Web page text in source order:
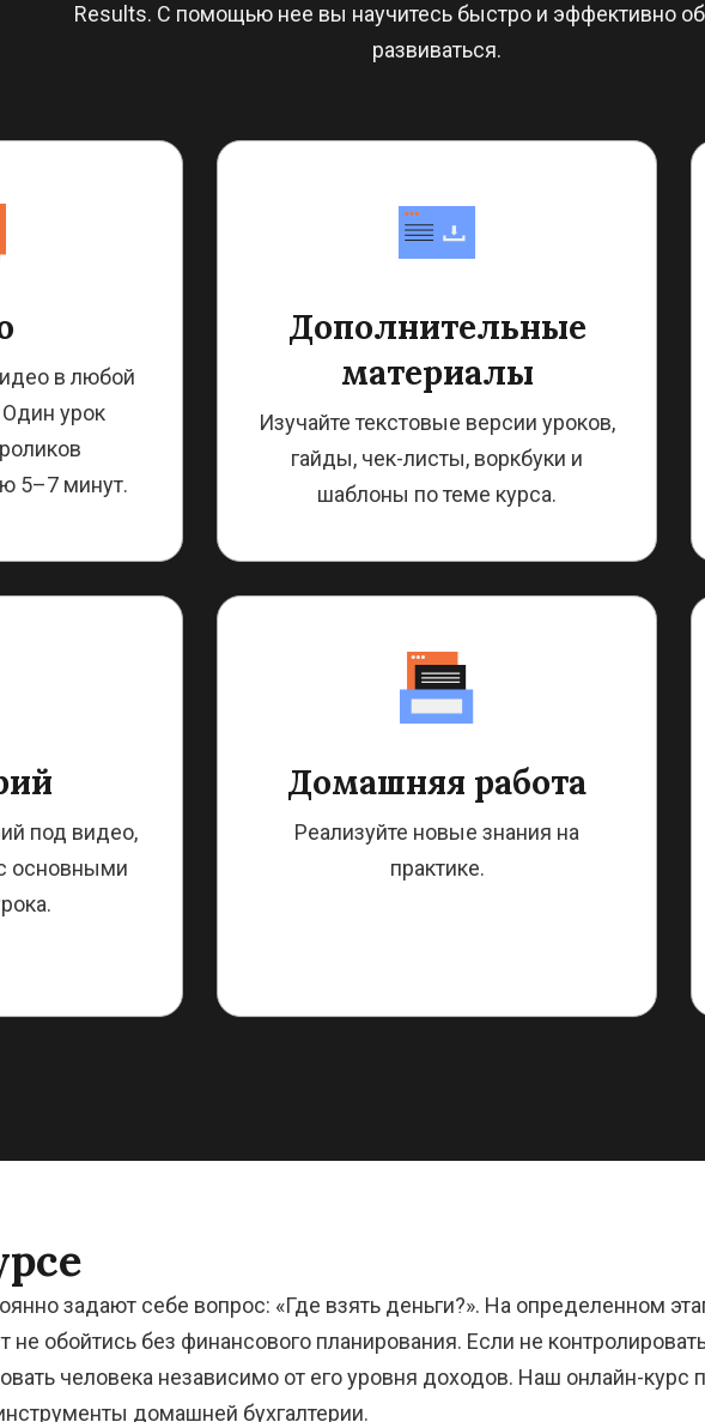
Results. С помощью нее вы научитесь быстро и эффективно
развиваться.
в любой
урок
5–7 минут.
Дополнительные
материалы
Изучайте текстовые версии уроков,
гайды, чек-листы, воркбуки и
шаблоны по теме курса.
под видео,
основными
Домашняя работа
Реализуйте новые знания на
практике.
задают себе вопрос: «Где взять деньги?». На определенном
не обойтись без финансового планирования. Если не
человека независимо от его уровня доходов. Наш онлайн-
домашней бухгалтерии.